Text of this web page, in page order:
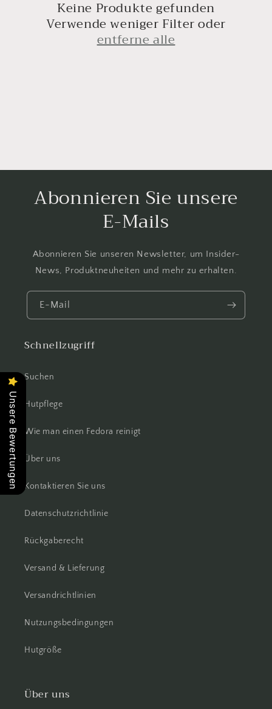
Keine Produkte gefunden
Verwende weniger Filter oder
entferne alle
Abonnieren Sie unsere
E-Mails
Abonnieren Sie unseren Newsletter, um Insider-
News, Produktneuheiten und mehr zu erhalten.
E-Mail
Schnellzugriff
Suchen
Hutpflege
Wie man einen Fedora reinigt
Über uns
Kontaktieren Sie uns
Datenschutzrichtlinie
Rückgaberecht
Versand & Lieferung
Versandrichtlinien
Nutzungsbedingungen
Hutgröße
Über uns
Unsere Bewertungen